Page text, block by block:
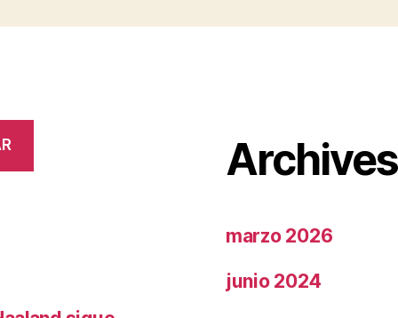
Archives
marzo 2026
junio 2024